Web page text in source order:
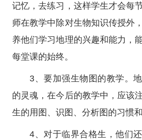
记忆，去练习，这样学生才会每
师在教学中除对生物知识传授外
养他们学习地理的兴趣和能力，
每堂课的始终。
3、要加强生物图的教学。
的灵魂，在今后的教学中，应该
生的用图、识图、分析图的习惯和
4、对于临界合格生，他们